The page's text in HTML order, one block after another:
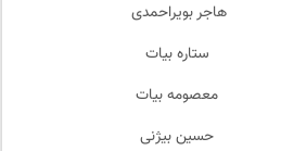
هاجر بویراحمدی
ستاره بیات
معصومه بیات
حسین بیژنی